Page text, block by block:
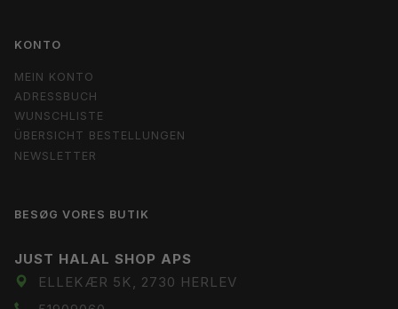
KONTO
MEIN KONTO
ADRESSBUCH
WUNSCHLISTE
ÜBERSICHT BESTELLUNGEN
NEWSLETTER
BESØG VORES BUTIK
JUST HALAL SHOP APS
ELLEKÆR 5K, 2730 HERLEV